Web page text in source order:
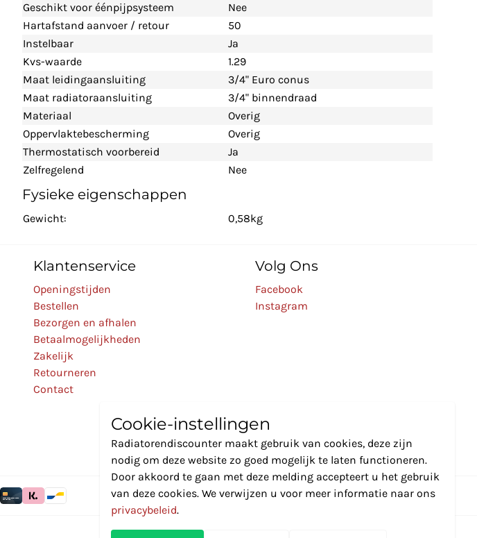
Geschikt voor éénpijpsysteem
Nee
Hartafstand aanvoer / retour
50
Instelbaar
Ja
Kvs-waarde
1.29
Maat leidingaansluiting
3/4" Euro conus
Maat radiatoraansluiting
3/4" binnendraad
Materiaal
Overig
Oppervlaktebescherming
Overig
Thermostatisch voorbereid
Ja
Zelfregelend
Nee
Fysieke eigenschappen
Gewicht: 0,58kg
Klantenservice
Openingstijden
Bestellen
Bezorgen en afhalen
Betaalmogelijkheden
Zakelijk
Retourneren
Contact
Volg Ons
Facebook
Instagram
Cookie-instellingen
Radiatorendiscounter maakt gebruik van cookies, deze zijn
nodig om deze website zo goed mogelijk te laten functioneren.
Door akkoord te gaan met deze melding accepteert u het gebruik
van deze cookies. We verwijzen u voor meer informatie naar ons
privacybeleid.